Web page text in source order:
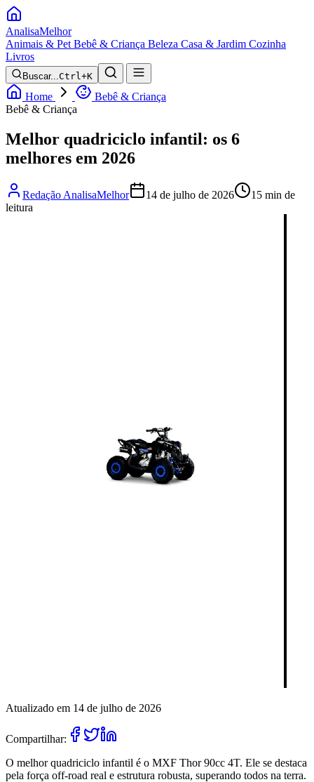
AnalisaMelhor
Animais & Pet Bebê & Criança Beleza Casa & Jardim Cozinha
Livros
Buscar...Ctrl+K
Home
Bebê & Criança
Bebê & Criança
Melhor quadriciclo infantil: os 6
melhores em 2026
Redação AnalisaMelhor 14 de julho de 2026
15 min de
leitura
Atualizado em 14 de julho de 2026
Compartilhar:
O melhor quadriciclo infantil é o MXF Thor 90cc 4T. Ele se destaca
pela força off-road real e estrutura robusta, superando todos na terra.